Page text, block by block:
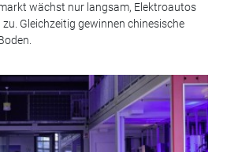
wächst nur langsam, Elektroautos
Gleichzeitig gewinnen chinesische